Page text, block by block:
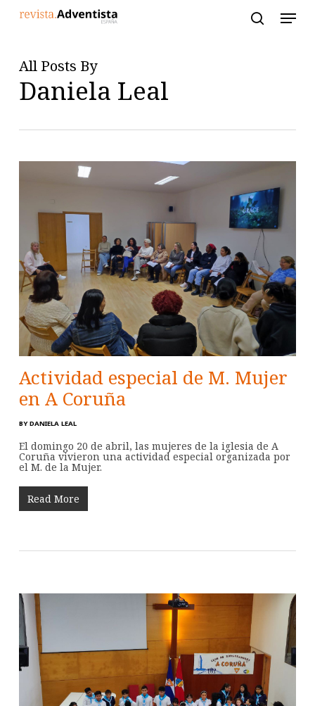
contentAll Posts By
Daniela Leal
Actividad especial de M. Mujer
en A Coruña
BY DANIELA LEAL
El domingo 20 de abril, las mujeres de la iglesia de A
Coruña vivieron una actividad especial organizada por
el M. de la Mujer.
Read More